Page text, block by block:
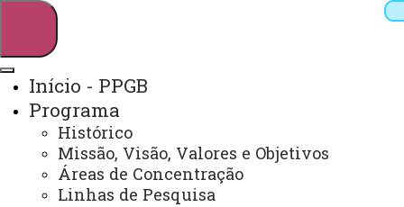
Webmail Sistemas
Início - PPGB
Programa
Histórico
Missão, Visão, Valores e Objetivos
Áreas de Concentração
Linhas de Pesquisa